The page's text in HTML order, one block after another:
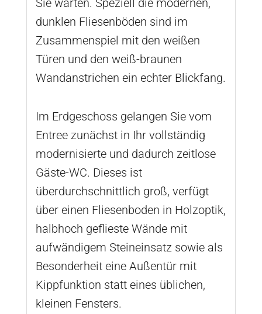
Sie warten. Speziell die modernen,
dunklen Fliesenböden sind im
Zusammenspiel mit den weißen
Türen und den weiß-braunen
Wandanstrichen ein echter Blickfang.
Im Erdgeschoss gelangen Sie vom
Entree zunächst in Ihr vollständig
modernisierte und dadurch zeitlose
Gäste-WC. Dieses ist
überdurchschnittlich groß, verfügt
über einen Fliesenboden in Holzoptik,
halbhoch geflieste Wände mit
aufwändigem Steineinsatz sowie als
Besonderheit eine Außentür mit
Kippfunktion statt eines üblichen,
kleinen Fensters.